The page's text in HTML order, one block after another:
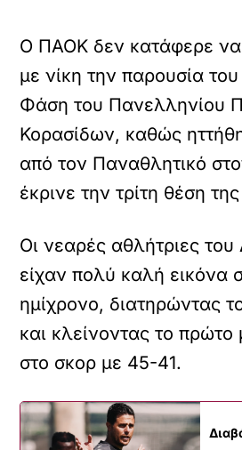
Ο ΠΑΟΚ δεν κατάφερε
με νίκη την παρουσία
Φάση του Πανελληνίου
Κορασίδων, καθώς
από τον Παναθλητικό
έκρινε την τρίτη θέση
Οι νεαρές αθλήτριες
είχαν πολύ καλή εικόνα
ημίχρονο, διατηρώντας
και κλείνοντας το
στο σκορ με 45-41.